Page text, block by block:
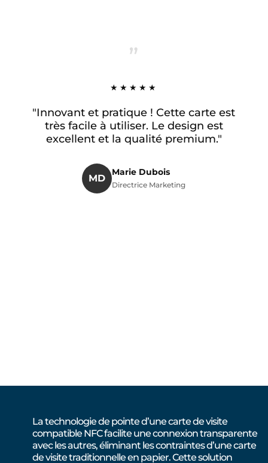
”
★★★★★
"Innovant et pratique ! Cette carte est
très facile à utiliser. Le design est
excellent et la qualité premium."
MD
Marie Dubois
Directrice Marketing
La technologie de pointe d’une carte de visite
compatible NFC facilite une connexion transparente
avec les autres, éliminant les contraintes d’une carte
de visite traditionnelle en papier. Cette solution